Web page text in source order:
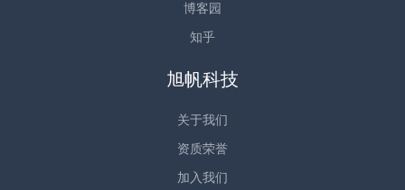
博客园
知乎
旭帆科技
关于我们
资质荣誉
加入我们